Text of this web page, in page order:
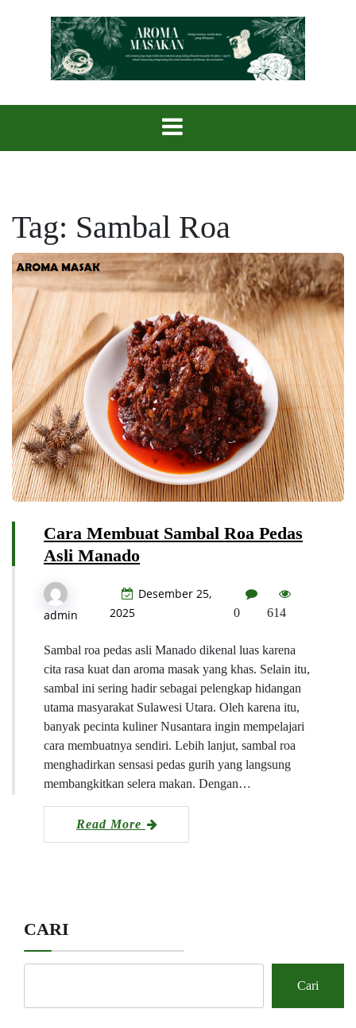
Aroma Masak
Tag: Sambal Roa
Cara Membuat Sambal Roa Pedas
Asli Manado
admin
Desember 25,
2025
0 614
Sambal roa pedas asli Manado dikenal luas karena
cita rasa kuat dan aroma masak yang khas. Selain itu,
sambal ini sering hadir sebagai pelengkap hidangan
utama masyarakat Sulawesi Utara. Oleh karena itu,
banyak pecinta kuliner Nusantara ingin mempelajari
cara membuatnya sendiri. Lebih lanjut, sambal roa
menghadirkan sensasi pedas gurih yang langsung
membangkitkan selera makan. Dengan…
Read More
CARI
Cari